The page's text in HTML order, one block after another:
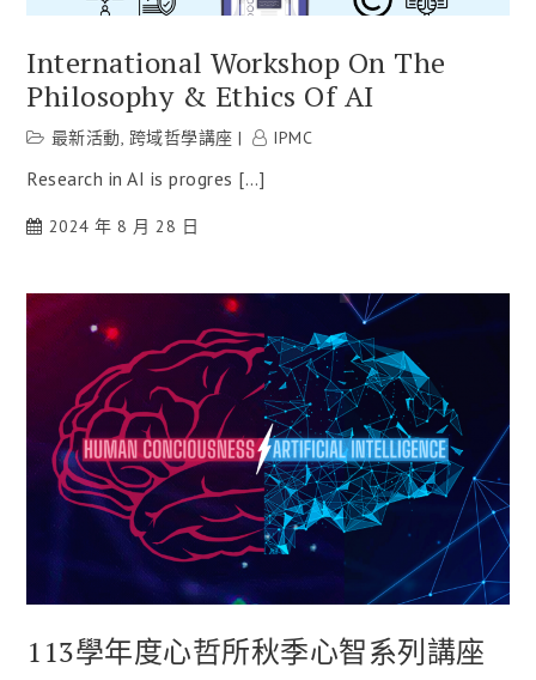
International Workshop On The
Philosophy & Ethics Of AI
最新活動, 跨域哲學講座 IPMC
Research in AI is progres […]
2024 年 8 月 28 日
113學年度心哲所秋季心智系列講座